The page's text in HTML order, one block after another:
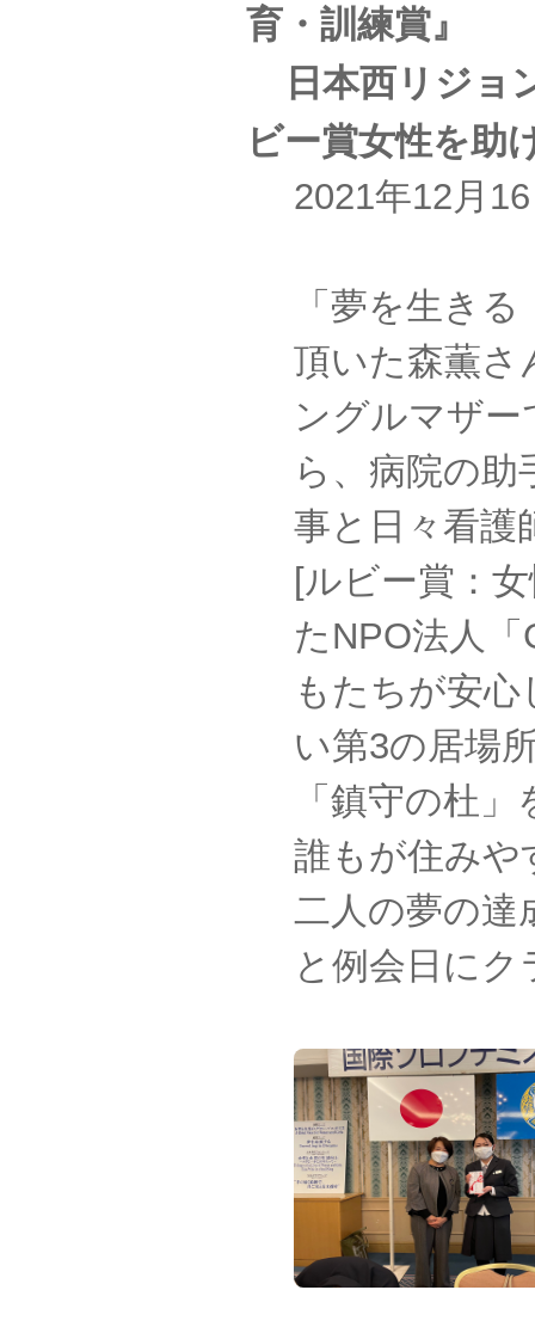
育・訓練賞』
日本西リジョ
ビー賞女性を助
2021年12月
「夢を生き
頂いた森薫さ
ングルマザ
ら、病院の
事と日々看護
[ルビー賞：
たNPO法人
もたちが安
い第3の居場
「鎮守の杜
誰もが住みや
二人の夢の達
と例会日に